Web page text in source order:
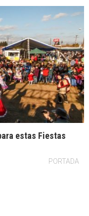
estas Fiestas
PORTADA